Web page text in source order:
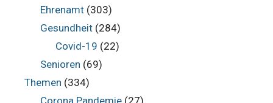
Ehrenamt(303)
Gesundheit(284)
Covid-19 (22)
Senioren (69)
Themen (334)
Corona Pandemie(27)